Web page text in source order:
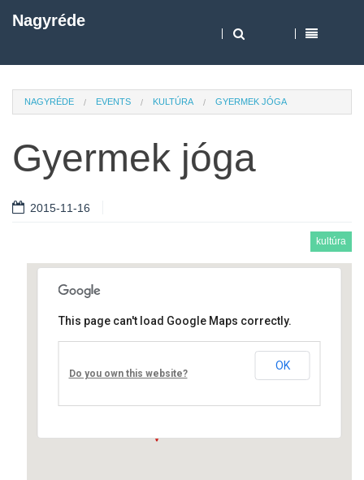
Nagyréde
NAGYRÉDE EVENTS KULTÚRA GYERMEK JÓGA
Gyermek jóga
2015-11-16
kultúra
Művelődési ház
Fő út 8 - Nagyréde
This page can't load Google Maps correctly.
Do you own this website?
OK